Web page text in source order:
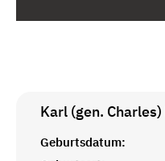
Karl (gen. Charles)
Geburtsdatum: